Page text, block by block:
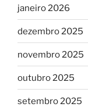
janeiro 2026
dezembro 2025
novembro 2025
outubro 2025
setembro 2025